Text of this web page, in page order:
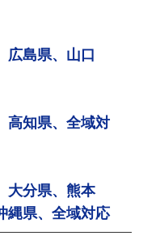
広島県、山口
高知県、全域対
大分県、熊本
縄県、全域対応